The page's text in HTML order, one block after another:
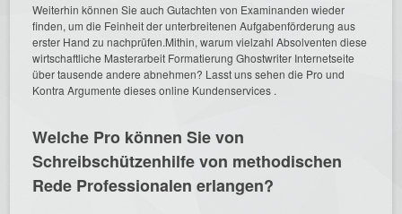
Weiterhin können Sie auch Gutachten von Examinanden wieder
finden, um die Feinheit der unterbreitenen Aufgabenförderung aus
erster Hand zu nachprüfen.Mithin, warum vielzahl Absolventen diese
wirtschaftliche Masterarbeit Formatierung Ghostwriter Internetseite
über tausende andere abnehmen? Lasst uns sehen die Pro und
Kontra Argumente dieses online Kundenservices .
Welche Pro können Sie von
Schreibschützenhilfe von methodischen
Rede Professionalen erlangen?